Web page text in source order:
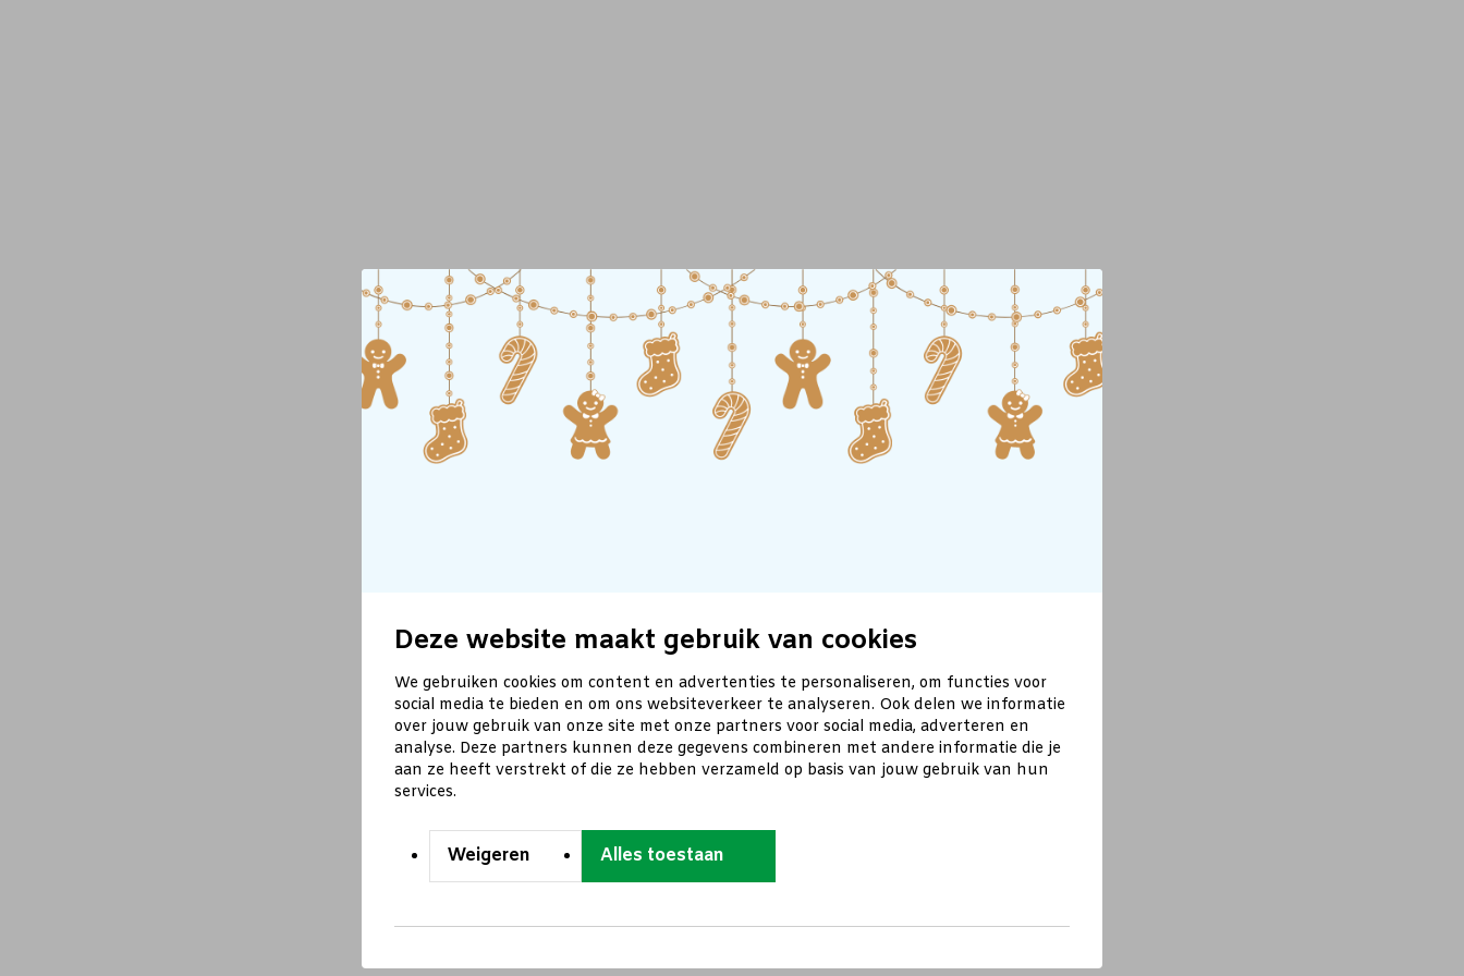
Deze website maakt gebruik van cookies
We gebruiken cookies om content en advertenties te personaliseren, om functies voor
social media te bieden en om ons websiteverkeer te analyseren. Ook delen we informatie
over jouw gebruik van onze site met onze partners voor social media, adverteren en
analyse. Deze partners kunnen deze gegevens combineren met andere informatie die je
aan ze heeft verstrekt of die ze hebben verzameld op basis van jouw gebruik van hun
services.
Weigeren Alles toestaan